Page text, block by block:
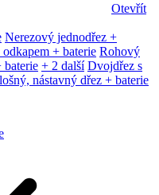
Otevřít
Nerezový jednodřez +
+ baterie Rohový
baterie + 2 další Dvojdřez s
nástavný dřez + baterie